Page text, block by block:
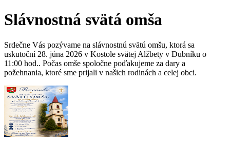
Slávnostná svätá omša
Srdečne Vás pozývame na slávnostnú svätú omšu, ktorá sa
uskutoční 28. júna 2026 v Kostole svätej Alžbety v Dubníku o
11:00 hod.. Počas omše spoločne poďakujeme za dary a
požehnania, ktoré sme prijali v našich rodinách a celej obci.